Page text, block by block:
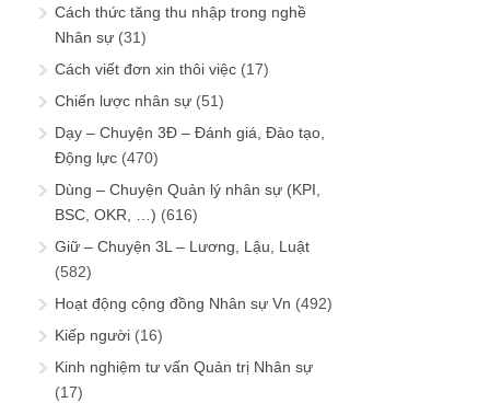
Cách thức tăng thu nhập trong nghề
Nhân sự (31)
Cách viết đơn xin thôi việc (17)
Chiến lược nhân sự (51)
Dạy – Chuyện 3Đ – Đánh giá, Đào tạo,
Động lực (470)
Dùng – Chuyện Quản lý nhân sự (KPI,
BSC, OKR, …) (616)
Giữ – Chuyện 3L – Lương, Lậu, Luật
(582)
Hoạt động cộng đồng Nhân sự Vn (492)
Kiếp người (16)
Kinh nghiệm tư vấn Quản trị Nhân sự
(17)